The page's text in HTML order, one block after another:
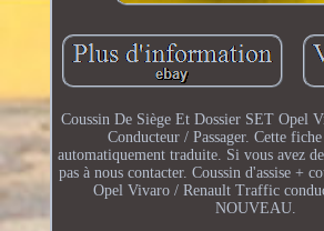
Coussin De Siège Et Dossier SET Opel
Conducteur / Passager. Cette
automatiquement traduite. Si vous avez
pas à nous contacter. Coussin d'assise +
Opel Vivaro / Renault Traffic
NOUVEAU.